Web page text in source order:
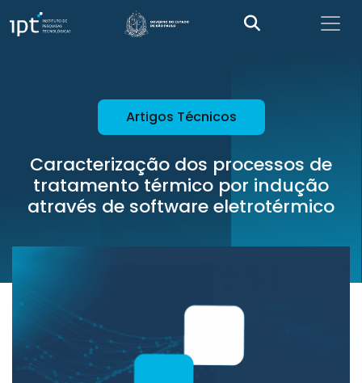
Artigos Técnicos
Caracterização dos processos de
tratamento térmico por indução
através de software eletrotérmico